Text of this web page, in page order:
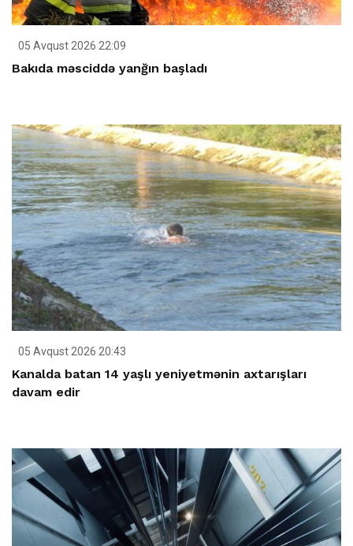
05 Avqust 2026 22:09
Bakıda məsciddə yanğın başladı
05 Avqust 2026 20:43
Kanalda batan 14 yaşlı yeniyetmənin axtarışları
davam edir